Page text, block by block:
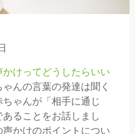
かけってどうしたらいい
んの言葉の発達は聞く
ゃんが「相手に通じ
ることをお話しまし
かけのポイントについ